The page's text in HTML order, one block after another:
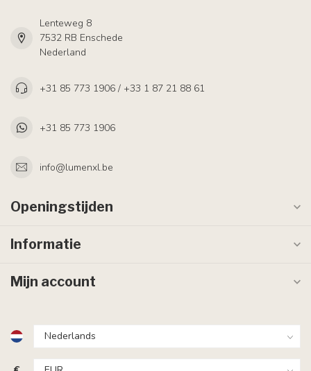
Lenteweg 8
7532 RB Enschede
Nederland
+31 85 773 1906 / +33 1 87 21 88 61
+31 85 773 1906
info@lumenxl.be
Openingstijden
Informatie
Mijn account